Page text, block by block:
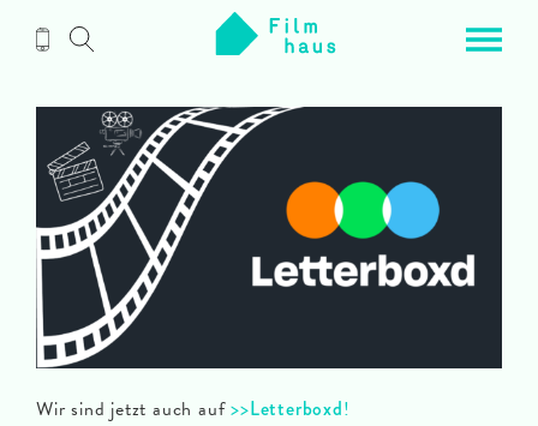
Inhalt
Wir sind jetzt auch auf>>Letterboxd!